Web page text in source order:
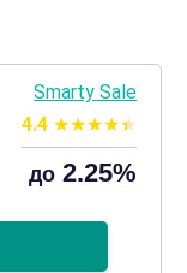
Smarty Sale
4.4
до 2.25%